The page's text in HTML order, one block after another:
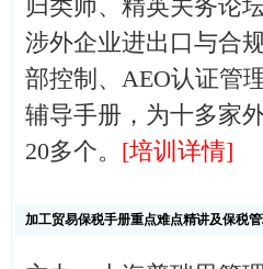
归类师、精英关务论
涉外企业进出口与合
部控制、AEO认证管
辅导手册，为十多家
20多个。 [培训详情]
加工贸易保税手册重点难点精讲及保税管